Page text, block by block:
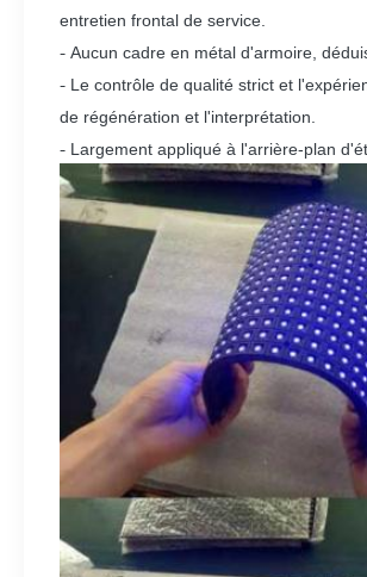
entretien frontal de service.
- Aucun cadre en métal d'armoire,
- Le contrôle de qualité strict et
de régénération et l'interprétation.
- Largement appliqué à l'arrière-plan